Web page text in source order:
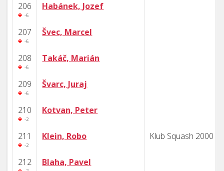
206
-6
Habánek, Jozef
207
-6
Švec, Marcel
208
-6
Takáč, Marián
209
-6
Švarc, Juraj
210
-2
Kotvan, Peter
211
-2
Klein, Robo Klub Squash 2000
212 Blaha, Pavel